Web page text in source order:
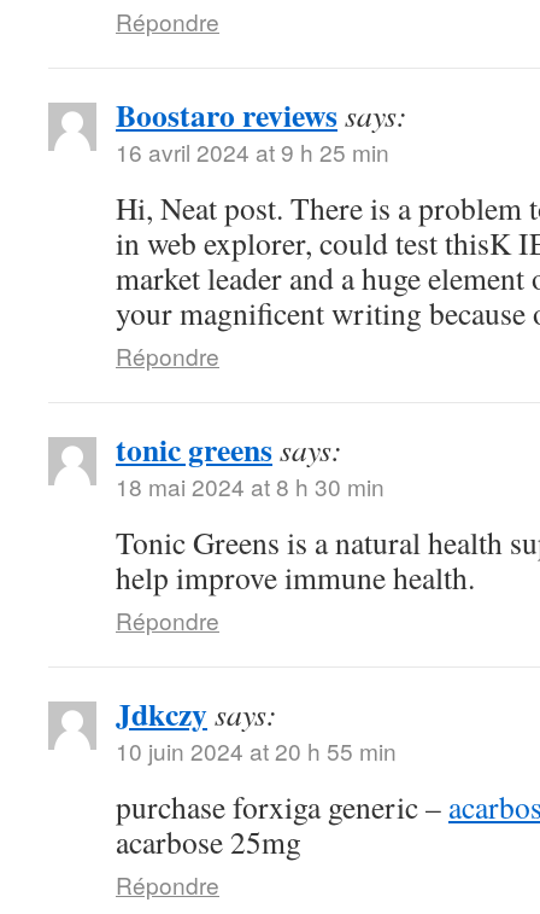
Répondre
Boostaro reviewssays:
16 avril 2024 at 9 h 25 min
Hi, Neat post. There is a problem
in web explorer, could test thisK
market leader and a huge
your magnificent writing because
Répondre
tonic greenssays:
18 mai 2024 at 8 h 30 min
Tonic Greens is a natural health
help improve immune health.
Répondre
Jdkczysays:
10 juin 2024 at 20 h 55 min
purchase forxiga generic –
acarbose 25mg
Répondre